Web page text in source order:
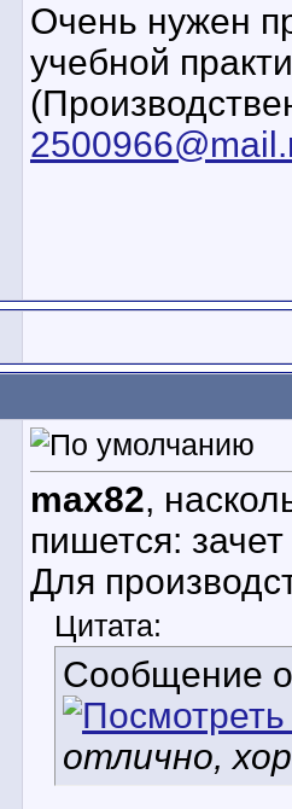
Очень нужен
учебной
max82,
пишется:
Для
Цитата:
Сообщение
отлично,